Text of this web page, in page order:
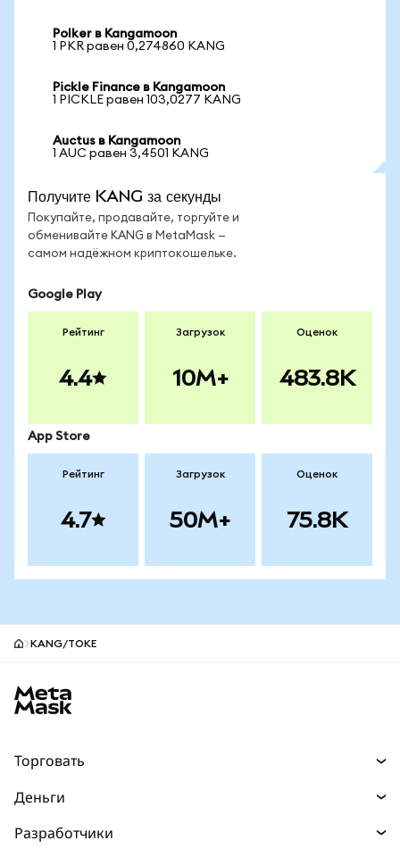
Polker в Kangamoon
1 PKR равен 0,274860 KANG
Pickle Finance в Kangamoon
1 PICKLE равен 103,0277 KANG
Auctus в Kangamoon
1 AUC равен 3,4501 KANG
Получите KANG за секунды
Покупайте, продавайте, торгуйте и
обменивайте KANG в MetaMask —
самом надёжном криптокошельке.
Google Play
Рейтинг
4.4
Загрузок
10M+
Оценок
483.8K
App Store
Рейтинг
4.7
Загрузок
50M+
Оценок
75.8K
KANG/TOKE
Торговать
Прогнозы
Деньги
Разработчики